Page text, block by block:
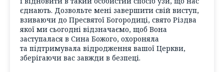
єднають. Дозвольте мені завершити свій виступ,
взиваючи до Пресвятої Богородиці, свято Різдва
якої ми сьогодні відзначаємо, щоб Вона
заступалася в Сина Божого, охороняла
та підтримувала відродження вашої Церкви,
зберігаючи вас завжди в безпеці.